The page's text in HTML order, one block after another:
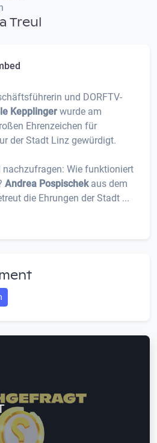
Treul
und DORFTV-
Kepplinger wurde am
Ehrenzeichen für
der Stadt Linz gewürdigt.
nachzufragen: Wie funktioniert
Andrea Pospischek aus dem
die Ehrungen der Stadt ...